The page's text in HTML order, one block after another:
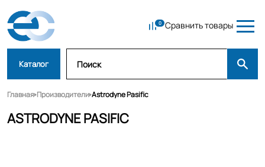
Сравнить товары
Каталог
Главная Производители Astrodyne Pasific
ASTRODYNE PASIFIC